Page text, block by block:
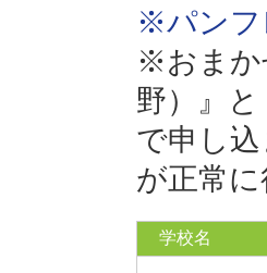
※パンフ
※おまか
野）』
で申し
が正常
学校名